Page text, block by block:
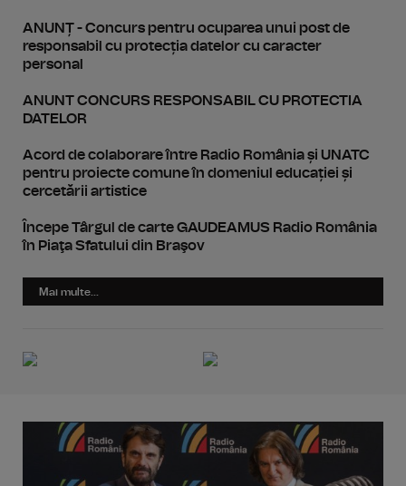
ANUNȚ - Concurs pentru ocuparea unui post de
responsabil cu protecția datelor cu caracter
personal
ANUNT CONCURS RESPONSABIL CU PROTECTIA
DATELOR
Acord de colaborare între Radio România și UNATC
pentru proiecte comune în domeniul educației și
cercetării artistice
Începe Târgul de carte GAUDEAMUS Radio România
în Piaţa Sfatului din Braşov
Mai multe...